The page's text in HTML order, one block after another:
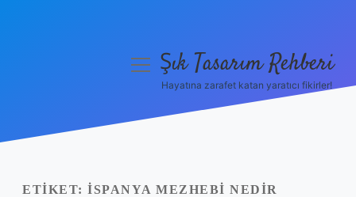
Yasal Uyarı
menüyüŞık Tasarım Rehberi
Hayatına zarafet katan yaratıcı fikirler!
ETIKET: İSPANYA MEZHEBI NEDIR